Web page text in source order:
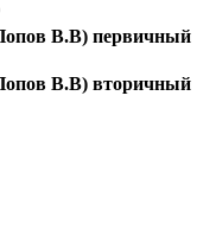
В.В) первичный
В.В) вторичный